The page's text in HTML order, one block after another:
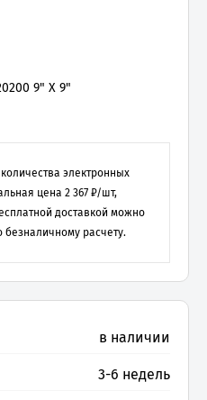
9" X 9"
электронных
цена 2 367 ₽/шт,
доставкой можно
безналичному расчету.
в наличии
3-6 недель